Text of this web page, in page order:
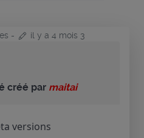
-
il y a 4 mois 3
créé par maitai
versions